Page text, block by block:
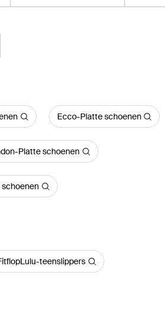
Ecco-Platte schoenen
Platte schoenen
teenslippers